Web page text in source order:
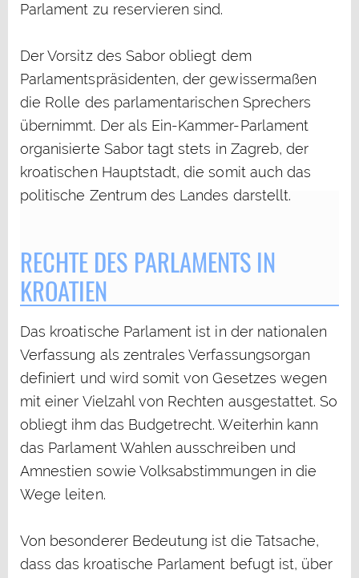
Parlament zu reservieren sind.
Der Vorsitz des Sabor obliegt dem
Parlamentspräsidenten, der gewissermaßen
die Rolle des parlamentarischen Sprechers
übernimmt. Der als Ein-Kammer-Parlament
organisierte Sabor tagt stets in Zagreb, der
kroatischen Hauptstadt, die somit auch das
politische Zentrum des Landes darstellt.
RECHTE DES PARLAMENTS IN
KROATIEN
Das kroatische Parlament ist in der nationalen
Verfassung als zentrales Verfassungsorgan
definiert und wird somit von Gesetzes wegen
mit einer Vielzahl von Rechten ausgestattet. So
obliegt ihm das Budgetrecht. Weiterhin kann
das Parlament Wahlen ausschreiben und
Amnestien sowie Volksabstimmungen in die
Wege leiten.
Von besonderer Bedeutung ist die Tatsache,
dass das kroatische Parlament befugt ist, über